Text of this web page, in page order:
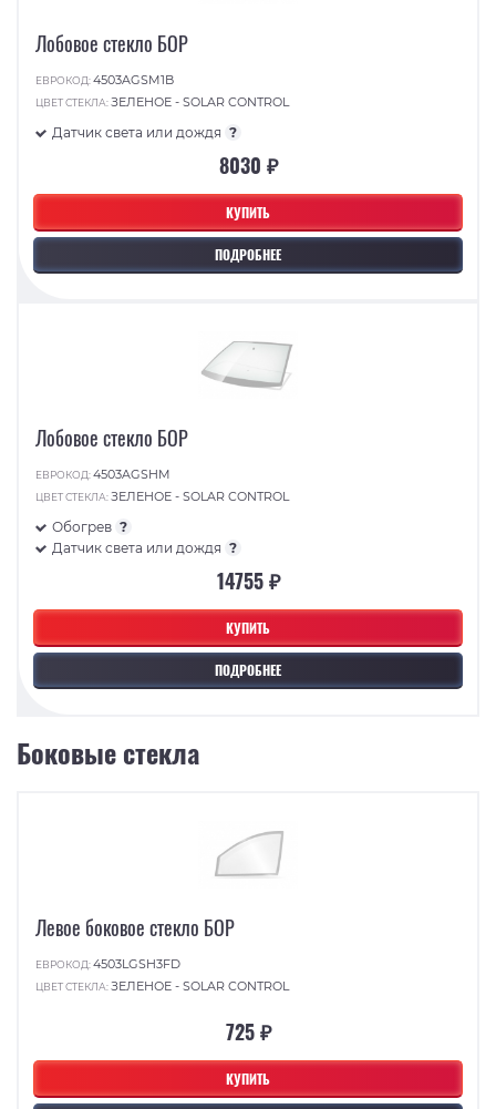
КУПИТЬ
ПОДРОБНЕЕ
Лобовое стекло БОР
ЕВРОКОД:4503AGSM1B
ЦВЕТ СТЕКЛА:ЗЕЛЕНОЕ - SOLAR CONTROL
Датчик света или дождя ?
8030 ₽
КУПИТЬ
ПОДРОБНЕЕ
Лобовое стекло БОР
ЕВРОКОД:4503AGSHM
ЦВЕТ СТЕКЛА:ЗЕЛЕНОЕ - SOLAR CONTROL
Обогрев ?
Датчик света или дождя ?
14755 ₽
Боковые стекла
КУПИТЬ
Левое боковое стекло БОР
ЕВРОКОД:4503LGSH3FD
ЦВЕТ СТЕКЛА:ЗЕЛЕНОЕ - SOLAR CONTROL
725 ₽